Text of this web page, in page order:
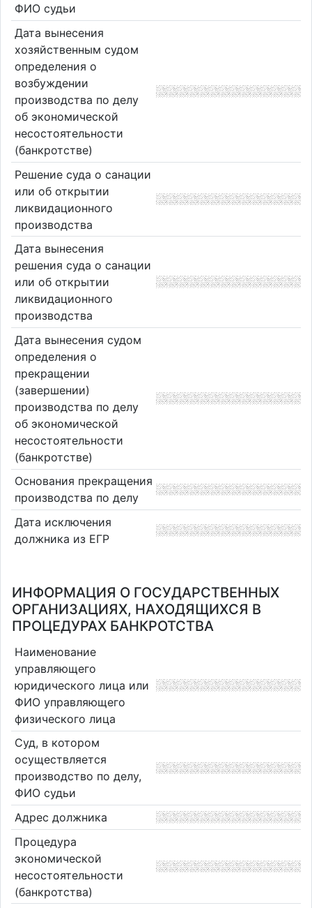
ФИО судьи
Дата вынесения
хозяйственным судом
определения о
возбуждении
производства по делу
об экономической
несостоятельности
(банкротстве)
Решение суда о санации
или об открытии
ликвидационного
производства
Дата вынесения
решения суда о санации
или об открытии
ликвидационного
производства
Дата вынесения судом
определения о
прекращении
(завершении)
производства по делу
об экономической
несостоятельности
(банкротстве)
Основания прекращения
производства по делу
Дата исключения
должника из ЕГР
ИНФОРМАЦИЯ О ГОСУДАРСТВЕННЫХ
ОРГАНИЗАЦИЯХ, НАХОДЯЩИХСЯ В
ПРОЦЕДУРАХ БАНКРОТСТВА
Наименование
управляющего
юридического лица или
ФИО управляющего
физического лица
Суд, в котором
осуществляется
производство по делу,
ФИО судьи
Адрес должника
Процедура
экономической
несостоятельности
(банкротства)